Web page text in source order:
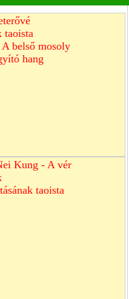
taoista
belső mosoly
hang
Kung - A vér
taoista